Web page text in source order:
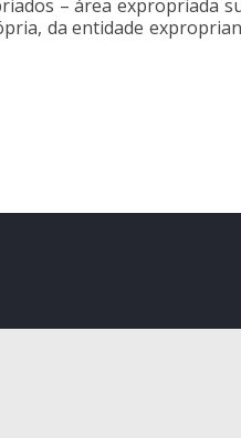
– área expropriada
da entidade